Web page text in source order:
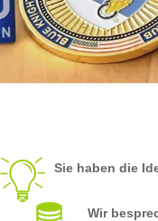
Sie haben die
Wir